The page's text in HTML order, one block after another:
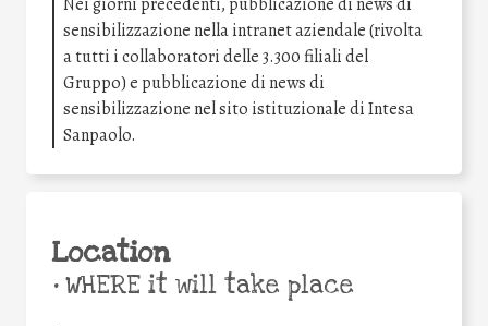
sensibilizzazione nella intranet aziendale (rivolta
a tutti i collaboratori delle 3.300 filiali del
Gruppo) e pubblicazione di news di
sensibilizzazione nel sito istituzionale di Intesa
Sanpaolo.
Location
•WHERE it will take place